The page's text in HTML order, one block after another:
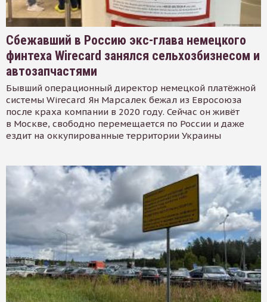
Сбежавший в Россию экс-глава немецкого
финтеха Wirecard занялся сельхозбизнесом и
автозапчастями
Бывший операционный директор немецкой платёжной
системы Wirecard Ян Марсалек бежал из Евросоюза
после краха компании в 2020 году. Сейчас он живёт
в Москве, свободно перемещается по России и даже
ездит на оккупированные территории Украины